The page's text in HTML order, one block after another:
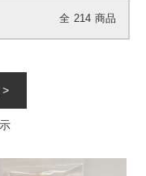
全 214 商品
>